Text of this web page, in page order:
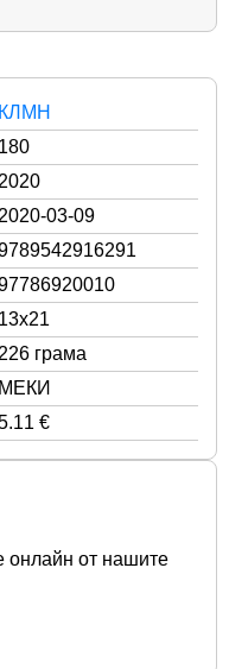
КЛМН
180
2020
2020-03-09
13x21
226 грама
МЕКИ
€
онлайн от нашите